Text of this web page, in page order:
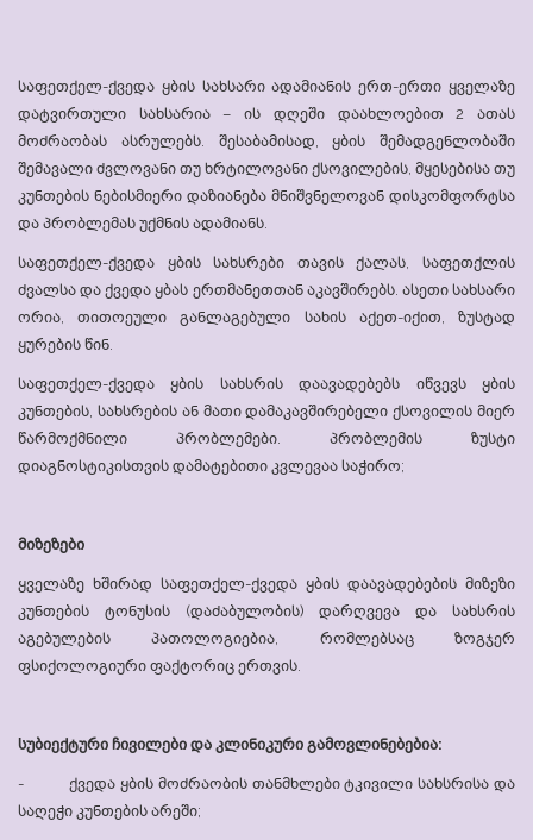
საფეთქელ-ქვედა ყბის სახსარი ადამიანის ერთ-ერთი ყველაზე
დატვირთული სახსარია – ის დღეში დაახლოებით 2 ათას
მოძრაობას ასრულებს. შესაბამისად, ყბის შემადგენლობაში
შემავალი ძვლოვანი თუ ხრტილოვანი ქსოვილების, მყესებისა თუ
კუნთების ნებისმიერი დაზიანება მნიშვნელოვან დისკომფორტსა
და პრობლემას უქმნის ადამიანს.
საფეთქელ-ქვედა ყბის სახსრები თავის ქალას, საფეთქლის
ძვალსა და ქვედა ყბას ერთმანეთთან აკავშირებს. ასეთი სახსარი
ორია, თითოეული განლაგებული სახის აქეთ-იქით, ზუსტად
ყურების წინ.
საფეთქელ-ქვედა ყბის სახსრის დაავადებებს იწვევს ყბის
კუნთების, სახსრების ან მათი დამაკავშირებელი ქსოვილის მიერ
წარმოქმნილი პრობლემები. პრობლემის ზუსტი
დიაგნოსტიკისთვის დამატებითი კვლევაა საჭირო;
მიზეზები
ყველაზე ხშირად საფეთქელ-ქვედა ყბის დაავადებების მიზეზი
კუნთების ტონუსის (დაძაბულობის) დარღვევა და სახსრის
აგებულების პათოლოგიებია, რომლებსაც ზოგჯერ
ფსიქოლოგიური ფაქტორიც ერთვის.
სუბიექტური ჩივილები და კლინიკური გამოვლინებებია:
- ქვედა ყბის მოძრაობის თანმხლები ტკივილი სახსრისა და
საღეჭი კუნთების არეში;